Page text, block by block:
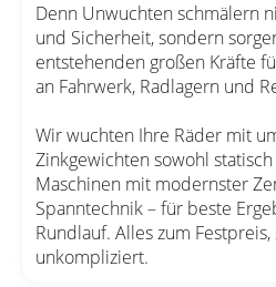
Denn Unwuchten schmälern
und Sicherheit, sondern
entstehenden großen Kräfte
an Fahrwerk, Radlagern und
Wir wuchten Ihre Räder mit
Zinkgewichten sowohl
Maschinen mit modernster
Spanntechnik – für beste
Rundlauf. Alles zum
unkompliziert.